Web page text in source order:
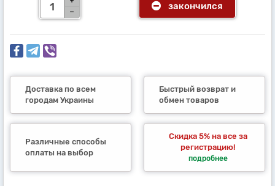
закончился
Доставка по всем
городам Украины
Быстрый возврат и
обмен товаров
Различные способы
оплаты на выбор
Скидка 5% на все за
регистрацию!
подробнее